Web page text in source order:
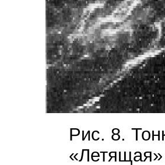
Рис. 8.
«Летящая»